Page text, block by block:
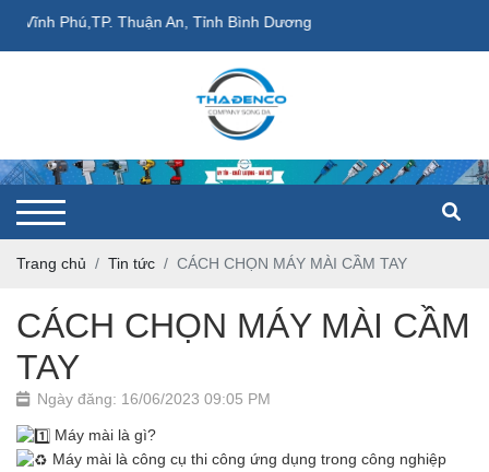
Phú,TP. Thuận An, Tỉnh Bình Dương
Trang chủ Tin tức CÁCH CHỌN MÁY MÀI CẦM TAY
CÁCH CHỌN MÁY MÀI CẦM
TAY
Ngày đăng: 16/06/2023 09:05 PM
Máy mài là gì?
Máy mài là công cụ thi công ứng dụng trong công nghiệp